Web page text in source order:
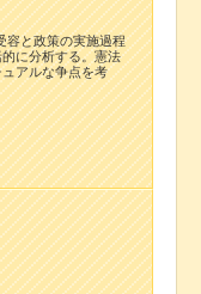
容と政策の実施過程
に分析する。憲法
アルな争点を考